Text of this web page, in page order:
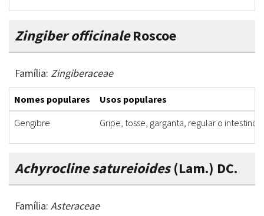
Zingiber officinaleRoscoe
Família: Zingiberaceae
Nomes populares
Usos populares
Gengibre
Gripe, tosse, garganta, regular o intestino
Achyrocline satureioides(Lam.) DC.
Família: Asteraceae